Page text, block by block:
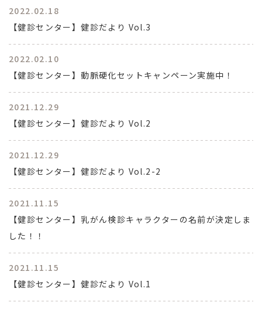
2022.02.18
【健診センター】健診だより Vol.3
2022.02.10
【健診センター】動脈硬化セットキャンペーン実施中！
2021.12.29
【健診センター】健診だより Vol.2
2021.12.29
【健診センター】健診だより Vol.2-2
2021.11.15
【健診センター】乳がん検診キャラクターの名前が決定しま
した！！
2021.11.15
【健診センター】健診だより Vol.1